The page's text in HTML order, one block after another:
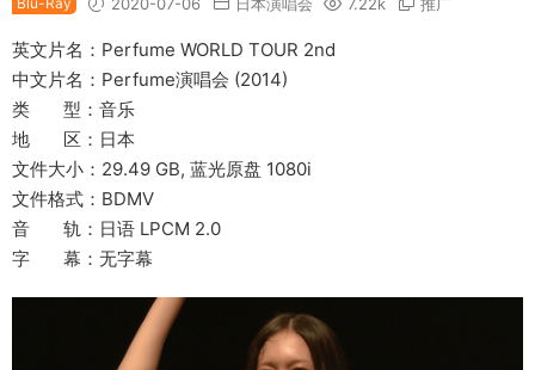
英文片名：Perfume WORLD TOUR 2nd
中文片名：Perfume演唱会 (2014)
类 型：音乐
地 区：日本
文件大小：29.49 GB, 蓝光原盘 1080i
文件格式：BDMV
音 轨：日语 LPCM 2.0
字 幕：无字幕